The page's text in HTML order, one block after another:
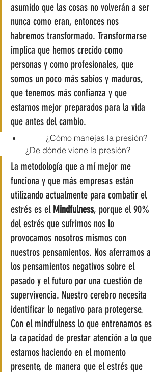
asumido que las cosas no volverán a ser
nunca como eran, entonces nos
habremos transformado. Transformarse
implica que hemos crecido como
personas y como profesionales, que
somos un poco más sabios y maduros,
que tenemos más confianza y que
estamos mejor preparados para la vida
que antes del cambio.
¿De dónde viene la presión?
La metodología que a mí mejor me
funciona y que más empresas están
utilizando actualmente para combatir el
estrés es el Mindfulness, porque el 90%
del estrés que sufrimos nos lo
provocamos nosotros mismos con
nuestros pensamientos. Nos aferramos a
los pensamientos negativos sobre el
pasado y el futuro por una cuestión de
supervivencia. Nuestro cerebro necesita
identificar lo negativo para protegerse.
Con el mindfulness lo que entrenamos es
la capacidad de prestar atención a lo que
estamos haciendo en el momento
presente, de manera que el estrés que